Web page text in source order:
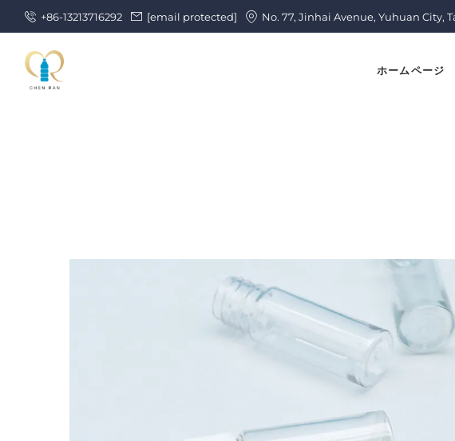
+86-13213716292 [email protected] No. 77, Jinhai Avenue, Yuhuan City,
ホームページ